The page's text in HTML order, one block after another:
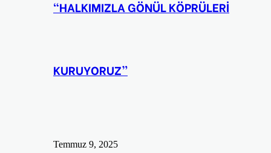
“HALKIMIZLA GÖNÜL KÖPRÜLERİ
KURUYORUZ”
Temmuz 9, 2025